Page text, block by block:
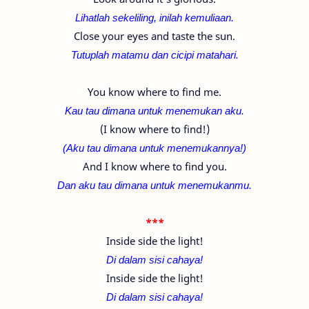
Lihatlah sekeliling, inilah kemuliaan.
Close your eyes and taste the sun.
Tutuplah matamu dan cicipi matahari.
You know where to find me.
Kau tau dimana untuk menemukan aku.
(I know where to find!)
(Aku tau dimana untuk menemukannya!)
And I know where to find you.
Dan aku tau dimana untuk menemukanmu.
***
Inside side the light!
Di dalam sisi cahaya!
Inside side the light!
Di dalam sisi cahaya!